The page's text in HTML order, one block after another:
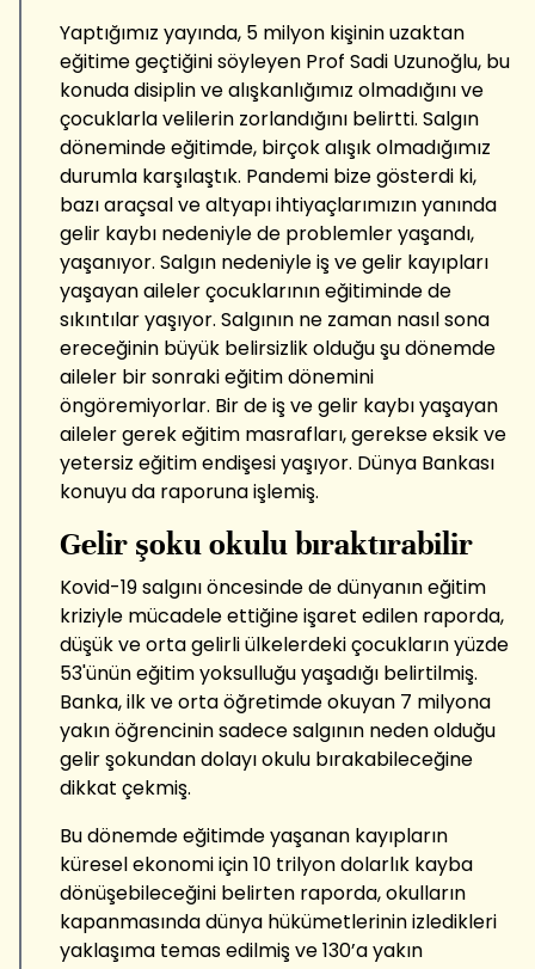
Yaptığımız yayında, 5 milyon kişinin uzaktan
eğitime geçtiğini söyleyen Prof Sadi Uzunoğlu, bu
konuda disiplin ve alışkanlığımız olmadığını ve
çocuklarla velilerin zorlandığını belirtti. Salgın
döneminde eğitimde, birçok alışık olmadığımız
durumla karşılaştık. Pandemi bize gösterdi ki,
bazı araçsal ve altyapı ihtiyaçlarımızın yanında
gelir kaybı nedeniyle de problemler yaşandı,
yaşanıyor. Salgın nedeniyle iş ve gelir kayıpları
yaşayan aileler çocuklarının eğitiminde de
sıkıntılar yaşıyor. Salgının ne zaman nasıl sona
ereceğinin büyük belirsizlik olduğu şu dönemde
aileler bir sonraki eğitim dönemini
öngöremiyorlar. Bir de iş ve gelir kaybı yaşayan
aileler gerek eğitim masrafları, gerekse eksik ve
yetersiz eğitim endişesi yaşıyor. Dünya Bankası
konuyu da raporuna işlemiş.
Gelir şoku okulu bıraktırabilir
Kovid-19 salgını öncesinde de dünyanın eğitim
kriziyle mücadele ettiğine işaret edilen raporda,
düşük ve orta gelirli ülkelerdeki çocukların yüzde
53'ünün eğitim yoksulluğu yaşadığı belirtilmiş.
Banka, ilk ve orta öğretimde okuyan 7 milyona
yakın öğrencinin sadece salgının neden olduğu
gelir şokundan dolayı okulu bırakabileceğine
dikkat çekmiş.
Bu dönemde eğitimde yaşanan kayıpların
küresel ekonomi için 10 trilyon dolarlık kayba
dönüşebileceğini belirten raporda, okulların
kapanmasında dünya hükümetlerinin izledikleri
yaklaşıma temas edilmiş ve 130’a yakın